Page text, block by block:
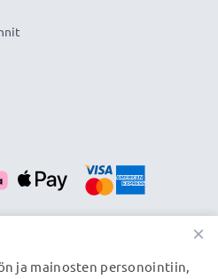
×
ja mainosten personointiin,